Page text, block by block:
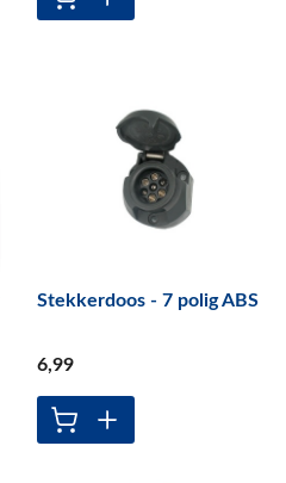
Stekkerdoos - 7 polig ABS
6,99